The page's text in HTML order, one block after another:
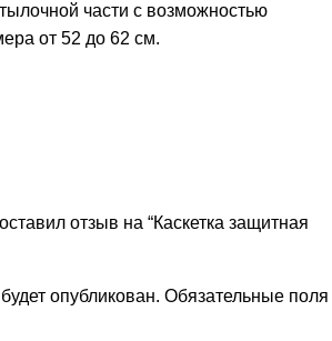
части с возможностью
от 52 до 62 см.
отзыв на “Каскетка защитная
опубликован. Обязательные поля